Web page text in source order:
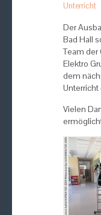
Unterricht
Der
Bad Hall
Team der
Elektro
dem
Vielen